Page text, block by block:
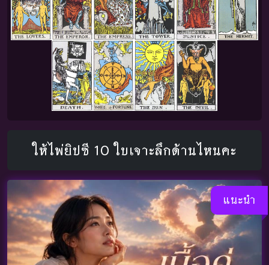
ให้ไพ่ยิปซี 10 ใบเจาะลึกด้านไหนคะ
แนะนำ